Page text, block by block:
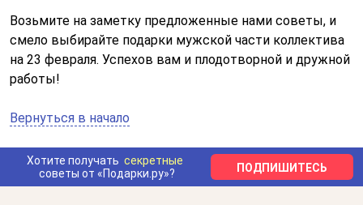
Возьмите на заметку предложенные нами советы, и
смело выбирайте подарки мужской части коллектива
на 23 февраля. Успехов вам и плодотворной и дружной
работы!
Вернуться в начало
Хотите получать секретные
советы от «Подарки.ру»?
ПОДПИШИТЕСЬ